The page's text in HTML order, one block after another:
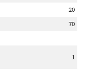
20
70
1